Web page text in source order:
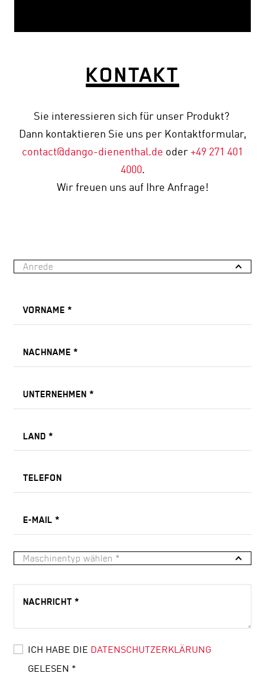
KONTAKT
Sie interessieren sich für unser Produkt?
Dann kontaktieren Sie uns per Kontaktformular,
contact@dango-dienenthal.de oder +49 271 401
4000.
Wir freuen uns auf Ihre Anfrage!
Anrede
VORNAME *
NACHNAME *
UNTERNEHMEN *
LAND *
TELEFON
E-MAIL *
Maschinentyp wählen *
NACHRICHT *
ICH HABE DIE DATENSCHUTZERKLÄRUNG
GELESEN *